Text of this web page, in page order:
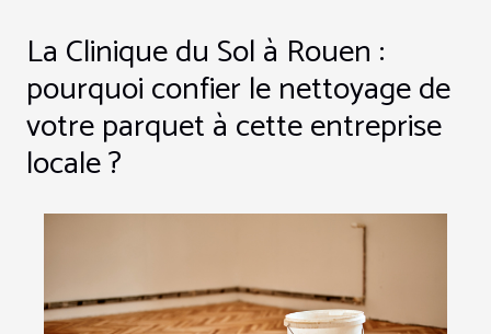
La Clinique du Sol à Rouen :
pourquoi confier le nettoyage de
votre parquet à cette entreprise
locale ?